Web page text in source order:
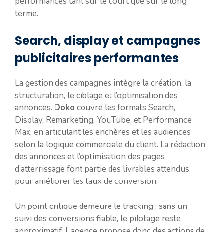
terme.
Search, display et campagnes
publicitaires performantes
La gestion des campagnes intègre la création, la
structuration, le ciblage et l’optimisation des
annonces. Doko couvre les formats Search,
Display, Remarketing, YouTube, et Performance
Max, en articulant les enchères et les audiences
selon la logique commerciale du client. La rédaction
des annonces et l’optimisation des pages
d’atterrissage font partie des livrables attendus
pour améliorer les taux de conversion.
Un point critique demeure le tracking : sans un
suivi des conversions fiable, le pilotage reste